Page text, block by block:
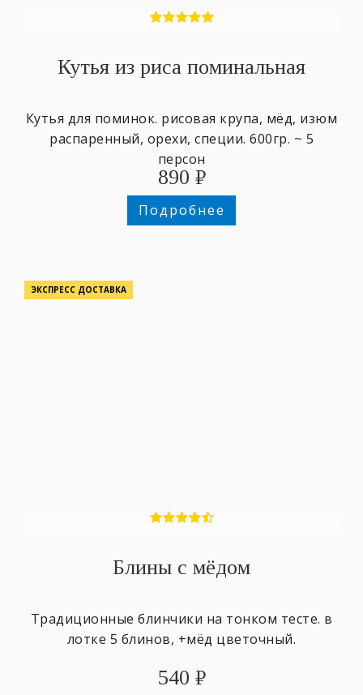
Кутья из риса поминальная
Кутья для поминок. рисовая крупа, мёд, изюм
распаренный, орехи, специи. 600гр. ~ 5
персон
890 ₽
Подробнее
ЭКСПРЕСС ДОСТАВКА
Блины с мёдом
Традиционные блинчики на тонком тесте. в
лотке 5 блинов, +мёд цветочный.
540 ₽